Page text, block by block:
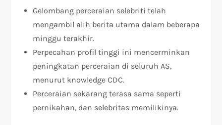
Gelombang perceraian selebriti telah
mengambil alih berita utama dalam beberapa
minggu terakhir.
Perpecahan profil tinggi ini mencerminkan
peningkatan perceraian di seluruh AS,
menurut knowledge CDC.
Perceraian sekarang terasa sama seperti
pernikahan, dan selebritas memilikinya.